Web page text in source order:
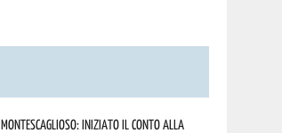
Montescaglioso: iniziato il conto alla